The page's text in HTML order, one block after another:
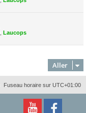
Laucops
Aller
Fuseau horaire sur UTC+01:00